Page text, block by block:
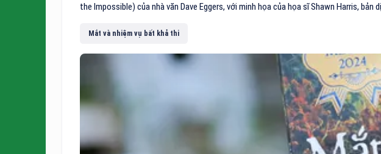
the Impossible) của nhà văn Dave Eggers, với minh họa của họa sĩ Shawn Harris, bản
Mắt và nhiệm vụ bất khả thi